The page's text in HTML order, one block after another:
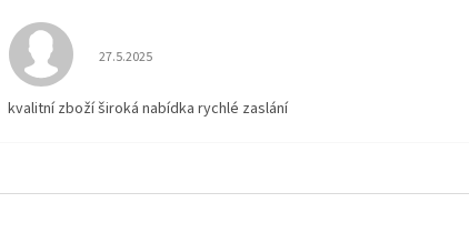
Hodnocení obchodu je 5 z 5 hvězdiček.
27.5.2025
kvalitní zboží široká nabídka rychlé zaslání